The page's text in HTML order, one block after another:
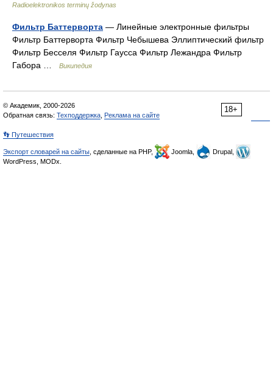
Radioelektronikos terminų žodynas
Фильтр Баттерворта — Линейные электронные фильтры
Фильтр Баттерворта Фильтр Чебышева Эллиптический фильтр
Фильтр Бесселя Фильтр Гаусса Фильтр Лежандра Фильтр
Габора …
Википедия
18+
© Академик, 2000-2026
Обратная связь: Техподдержка Реклама на сайте
👣 Путешествия
Экспорт словарей на сайты , сделанные на PHP, Joomla,
Drupal,
WordPress, MODx.